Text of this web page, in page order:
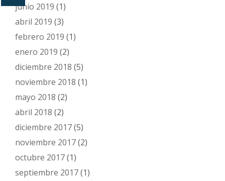
junio 2019 (1)
abril 2019 (3)
febrero 2019 (1)
enero 2019 (2)
diciembre 2018 (5)
noviembre 2018 (1)
mayo 2018 (2)
abril 2018 (2)
diciembre 2017(5)
noviembre 2017(2)
octubre 2017(1)
septiembre 2017(1)